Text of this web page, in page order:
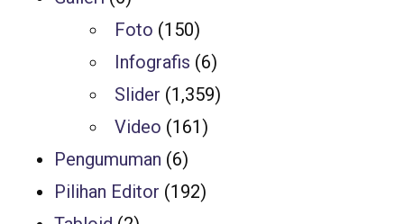
Foto (150)
Infografis (6)
Slider (1,359)
Video (161)
Pengumuman (6)
Pilihan Editor (192)